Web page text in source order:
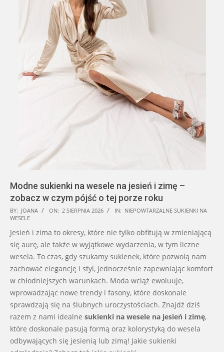
Modne sukienki na wesele na jesień i zimę –
zobacz w czym pójść o tej porze roku
2026-
08-
02
BY: JOANA ON: 2 SIERPNIA 2026 IN: NIEPOWTARZALNE SUKIENKI NA
WESELE
Jesień i zima to okresy, które nie tylko obfitują w zmieniającą
się aurę, ale także w wyjątkowe wydarzenia, w tym liczne
wesela. To czas, gdy szukamy sukienek, które pozwolą nam
zachować elegancję i styl, jednocześnie zapewniając komfort
w chłodniejszych warunkach. Moda wciąż ewoluuje,
wprowadzając nowe trendy i fasony, które doskonale
sprawdzają się na ślubnych uroczystościach. Znajdź dziś
razem z nami idealne sukienki na wesele na jesień i zimę,
które doskonale pasują formą oraz kolorystyką do wesela
odbywających się jesienią lub zimą! Jakie sukienki